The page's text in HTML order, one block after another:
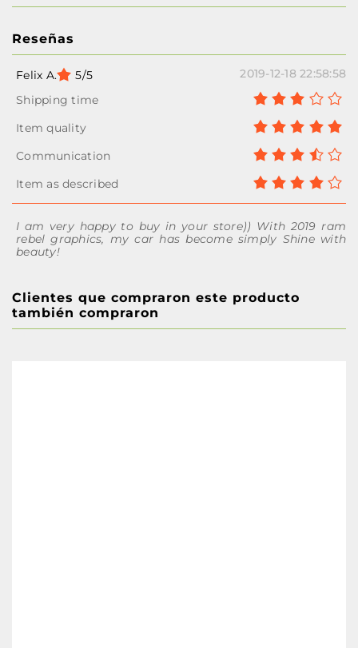
Reseñas
Felix A. 5/5 2019-12-18 22:58:58
I am very happy to buy in your store)) With 2019 ram
rebel graphics, my car has become simply Shine with
beauty!
Clientes que compraron este producto
también compraron